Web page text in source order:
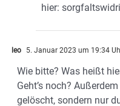
hier:
leo 5. Januar 2023 um 19:34
Wie bitte? Was heißt
Geht’s noch?
gelöscht, sondern nur